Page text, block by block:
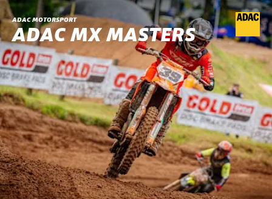
ADAC MOTORSPORT
ADAC MX MASTERS